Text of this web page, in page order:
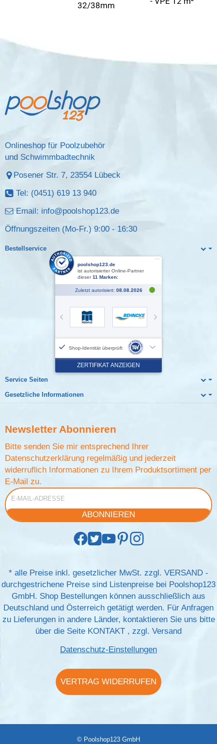
32/38mm
Onlineshop für Poolzubehör
und Schwimmbadtechnik
Posener Str. 7, 23554 Lübeck
Tel: (0451) 619 13 940
Email: info@poolshop123.de
Öffnungszeiten (Mo-Fr.) 9:00 - 16:30
Bestellservice
Service Seiten
Gesetzliche Informationen
Newsletter Abonnieren
Bitte senden Sie mir entsprechend Ihrer
Datenschutzerklärung regelmäßig und jederzeit
widerruflich Informationen zu Ihrem Produktsortiment per
E-Mail zu.
E-Mail-Adresse
ABONNIEREN
* alle Preise inkl. gesetzlicher MwSt. zzgl. VERSAND -
durchgestrichene Preise sind Listenpreise bei Poolshop123
GmbH. Shop Bestellungen können ausschließlich aus
Deutschland und Österreich getätigt werden. Für Anfragen
zu Lieferungen in andere Länder, kontaktieren Sie uns bitte
über die Seite KONTAKT , zzgl. Versand
Datenschutz-Einstellungen
VERTRAG WIDERRUFEN
© Poolshop123 GmbH